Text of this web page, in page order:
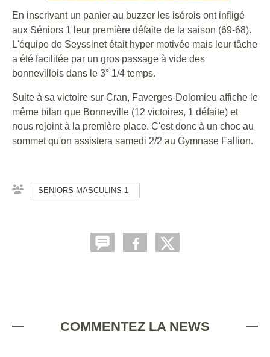
En inscrivant un panier au buzzer les isérois ont infligé
aux Séniors 1 leur première défaite de la saison (69-68).
L'équipe de Seyssinet était hyper motivée mais leur tâche
a été facilitée par un gros passage à vide des
bonnevillois dans le 3° 1/4 temps.
Suite à sa victoire sur Cran, Faverges-Dolomieu affiche le
même bilan que Bonneville (12 victoires, 1 défaite) et
nous rejoint à la première place. C'est donc à un choc au
sommet qu'on assistera samedi 2/2 au Gymnase Fallion.
SENIORS MASCULINS 1
COMMENTEZ LA NEWS